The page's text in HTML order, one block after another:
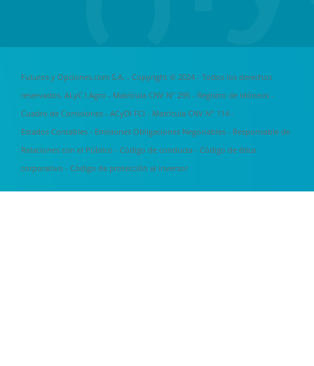
Futuros y Opciones.com S.A. - Copyright © 2024 - Todos los derechos
reservados. ALyC I Agro - Matrícula CNV N° 295 - Registro de idóneos -
Cuadro de Comisiones - ACyDI FCI - Matrícula CNV N° 114 -
Estados Contables - Emisiones Obligaciones Negociables - Responsable de
Relaciones con el Público - Código de conducta - Código de ética
corporativo - Código de protección al inversor